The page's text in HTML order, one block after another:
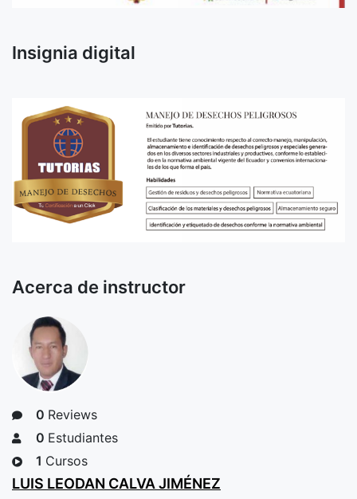
Insignia digital
Acerca de instructor
0 Reviews
0 Estudiantes
1 Cursos
LUIS LEODAN CALVA JIMÉNEZ